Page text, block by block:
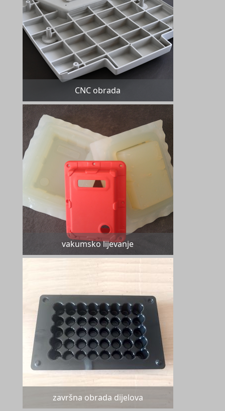
CNC obrada
vakumsko lijevanje
završna obrada dijelova